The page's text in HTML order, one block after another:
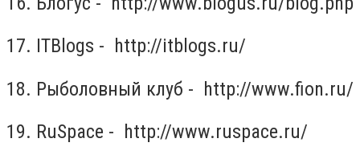
17. ITBlogs - http://itblogs.ru/
18. Рыболовный клуб - http://www.fion.ru/
19. RuSpace - http://www.ruspace.ru/